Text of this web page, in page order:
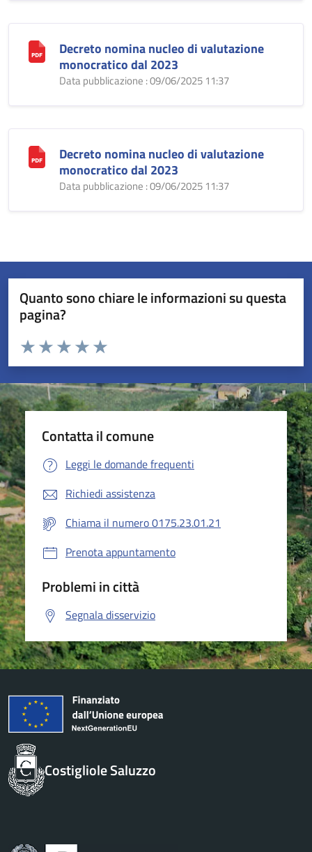
Decreto nomina nucleo di valutazione
monocratico dal 2023
Data pubblicazione : 09/06/2025 11:37
Decreto nomina nucleo di valutazione
monocratico dal 2023
Data pubblicazione : 09/06/2025 11:37
Quanto sono chiare le informazioni su questa
pagina?
Valuta da 1 a 5 stelle la pagina
Valuta 5 stelle su 5
Valuta 4 stelle su 5
Valuta 3 stelle su 5
Valuta 2 stelle su 5
Valuta 1 stelle su 5
Contatta il comune
Leggi le domande frequenti
Richiedi assistenza
Chiama il numero 0175.23.01.21
Prenota appuntamento
Problemi in città
Segnala disservizio
Costigliole Saluzzo